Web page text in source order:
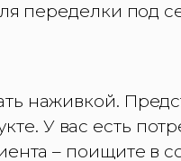
переделки под
наживкой.
У вас есть
– поищите в